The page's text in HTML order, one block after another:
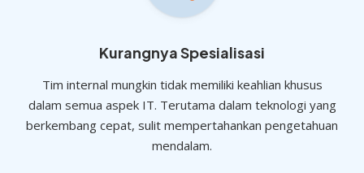
Kurangnya Spesialisasi
Tim internal mungkin tidak memiliki keahlian khusus
dalam semua aspek IT. Terutama dalam teknologi yang
berkembang cepat, sulit mempertahankan pengetahuan
mendalam.